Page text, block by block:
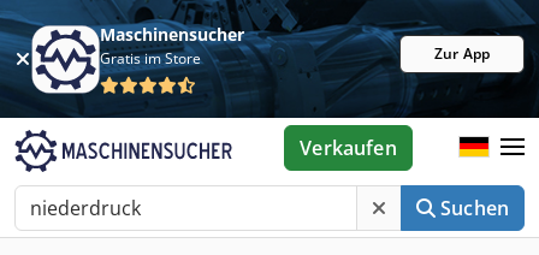
Maschinensucher
Gratis im Store Zur App
Suchen
Verkaufen